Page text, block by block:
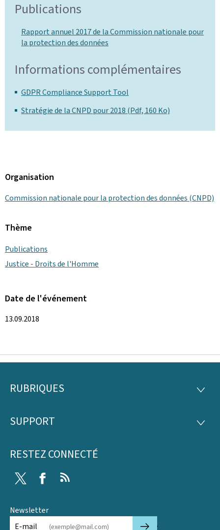
Publications
Rapport annuel 2017 de la Commission nationale pour
la protection des données
Informations complémentaires
GDPR Compliance Support Tool
Stratégie de la CNPD pour 2018 (Pdf, 160 Ko)
Organisation
Commission nationale pour la protection des données (CNPD)
Thème
Publications
Justice - Droits de l'Homme
Date de l'événement
13.09.2018
Pied
page
RUBRIQUES
SUPPORT
RESTEZ CONNECTÉ
Twitter Facebook
Newsletter
E-mail
🡒